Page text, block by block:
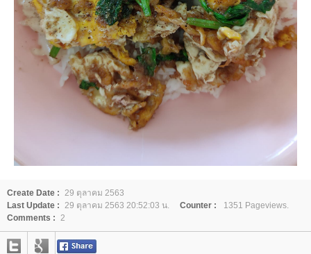
Create Date : 29 ตุลาคม 2563
Last Update : 29 ตุลาคม 2563 20:52:03 น. Counter :
1351 Pageviews.
Comments : 2